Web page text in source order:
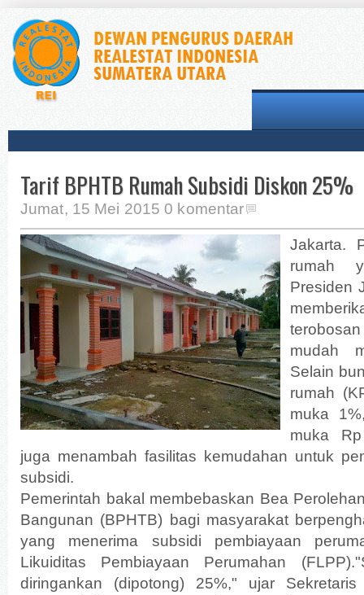
Tarif BPHTB Rumah Subsidi Diskon 25%
Jumat, 15 Mei 2015 0 komentar
Jakarta.
rumah
Presiden
mudah
Selain
rumah
muka
muka
juga menambah fasilitas kemudahan untuk
subsidi.
Pemerintah bakal membebaskan Bea
Bangunan (BPHTB) bagi masyarakat
yang menerima subsidi pembiayaan
Likuiditas Pembiayaan Perumahan
diringankan (dipotong) 25%," ujar